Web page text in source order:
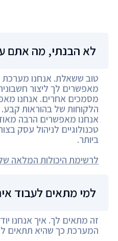
לא הבנתי, מה אתם
טוב ששאלת. אנחנו מערכת
מאפשרים לך ליצור
מסמכים אחרים. אנחנו
הלקוחות של בהוראות
אנחנו מאפשרים הרבה
טכנולוגיים לניהול עסק
ביותר.
לרשימת היכולות המלאה
למי מתאים לעבוד
זה מתאים לך. איך אנחנו
המערכת כך שהיא תתאים